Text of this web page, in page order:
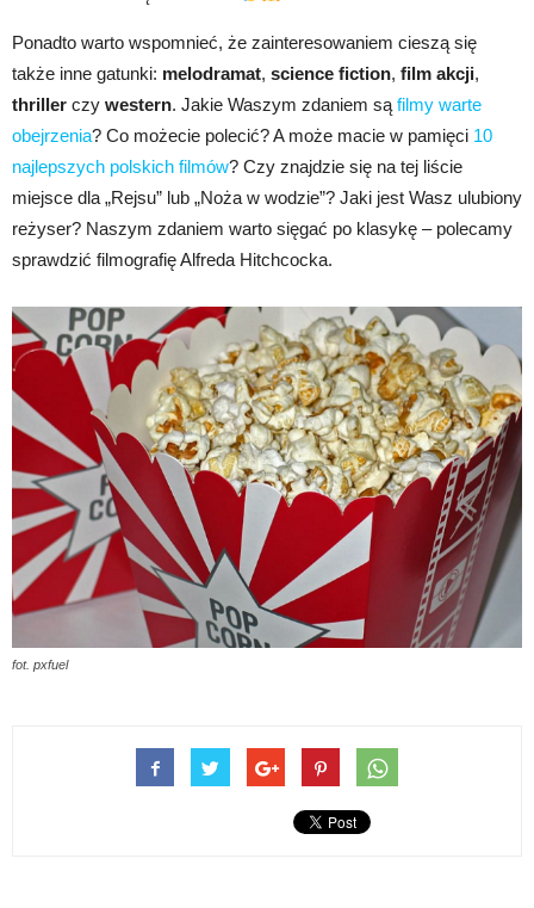
Ponadto warto wspomnieć, że zainteresowaniem cieszą się
także inne gatunki: melodramat, science fiction, film akcji,
thriller czy western. Jakie Waszym zdaniem są filmy warte
obejrzenia? Co możecie polecić? A może macie w pamięci 10
najlepszych polskich filmów? Czy znajdzie się na tej liście
miejsce dla „Rejsu” lub „Noża w wodzie”? Jaki jest Wasz ulubiony
reżyser? Naszym zdaniem warto sięgać po klasykę – polecamy
sprawdzić filmografię Alfreda Hitchcocka.
fot. pxfuel